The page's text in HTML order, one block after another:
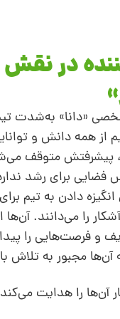
در نقش
«دانا» به‌شدت
از همه دانش و
پیشرفتش متوقف
برای رشد
دادن به تیم
را می‌دانند. آن‌ها
و فرصت‌هایی را پیدا
آن‌ها مجبور به تلاش
آن‌ها را هدایت